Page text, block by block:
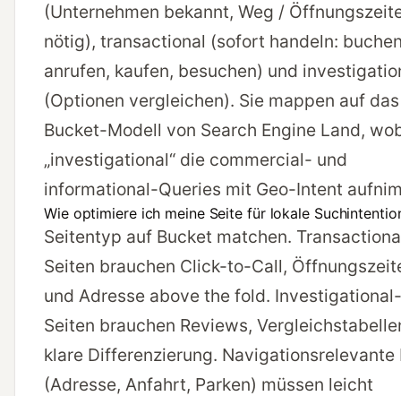
(Unternehmen bekannt, Weg /
nötig), transactional (sofort handeln:
anrufen, kaufen, besuchen) und
(Optionen vergleichen). Sie mappen auf
Bucket-Modell von Search Engine Land,
„investigational“ die commercial- und
informational-Queries mit Geo-Intent
Wie optimiere ich meine Seite für lokale
Seitentyp auf Bucket matchen.
Seiten brauchen Click-to-Call,
und Adresse above the fold. Investigational-
Seiten brauchen Reviews,
klare Differenzierung. Navigationsrelevante
(Adresse, Anfahrt, Parken) müssen leicht